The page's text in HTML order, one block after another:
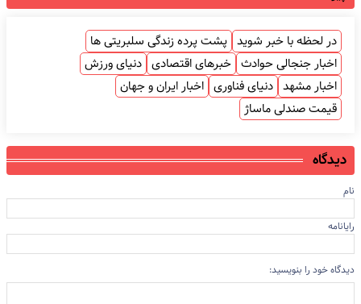
در لحظه با خبر شوید پشت پرده زندگی سلبریتی ها
اخبار جنجالی حوادث خبرهای اقتصادی دنیای ورزش
اخبار مشهد دنیای فناوری اخبار ایران و جهان
قیمت صندلی ماساژ
دیدگاه
نام
رایانامه
دیدگاه خود را بنویسید: